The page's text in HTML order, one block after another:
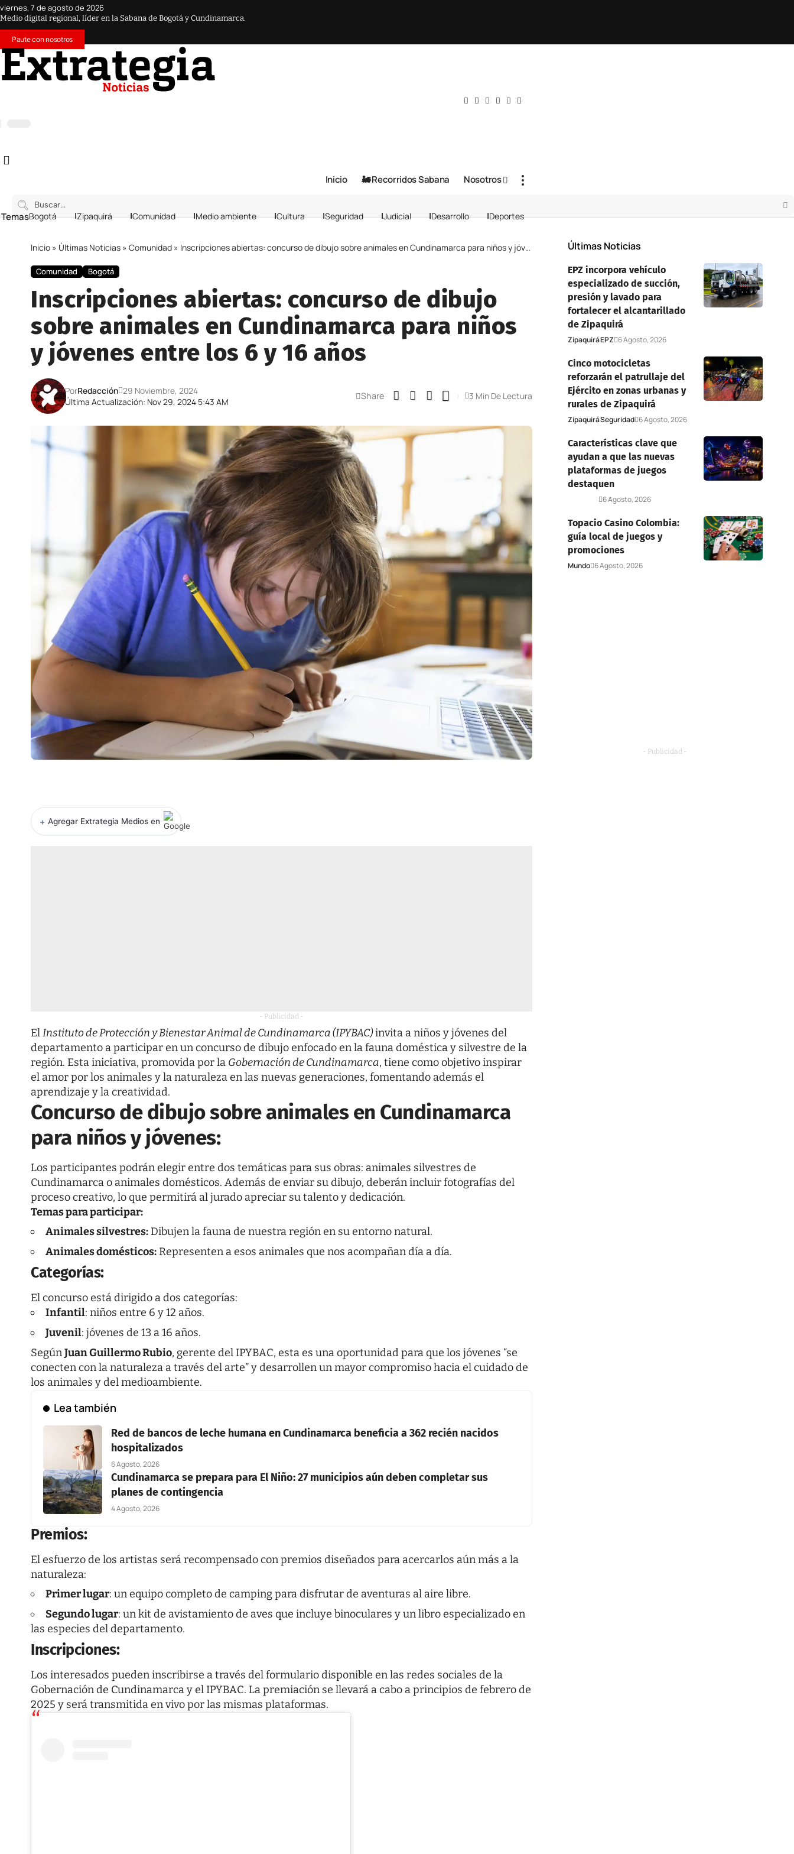
viernes, 7 de agosto de 2026
Medio digital regional, líder en la Sabana de Bogotá y Cundinamarca.
Paute con nosotros
Inicio 🚂 Recorridos Sabana Nosotros
Bogotá Zipaquirá Comunidad Medio ambiente Cultura Seguridad Judicial Desarrollo Deportes
Inicio » Últimas Noticias » Comunidad » Inscripciones abiertas: concurso de dibujo sobre animales en Cundinamarca para niños y jóvenes entre los 6 y 16 años
Comunidad Bogotá
Inscripciones abiertas: concurso de dibujo
sobre animales en Cundinamarca para niños
y jóvenes entre los 6 y 16 años
Última Actualización: Nov 29, 2024 5:43 AM
PorRedacción 29 Noviembre, 2024 Share 3 Min De Lectura
+ Agregar Extrategia Medios en
- Publicidad -
ElInstituto de Protección y Bienestar Animal de Cundinamarca (IPYBAC)invita a niños y jóvenes del
departamento a participar en un concurso de dibujo enfocado en la fauna doméstica y silvestre de la
región. Esta iniciativa, promovida por la Gobernación de Cundinamarca, tiene como objetivo inspirar
el amor por los animales y la naturaleza en las nuevas generaciones, fomentando además el
aprendizaje y la creatividad.
Concurso de dibujo sobre animales en Cundinamarca
para niños y jóvenes:
Los participantes podrán elegir entre dos temáticas para sus obras: animales silvestres de
Cundinamarca o animales domésticos. Además de enviar su dibujo, deberán incluir fotografías del
proceso creativo, lo que permitirá al jurado apreciar su talento y dedicación.
Temas para participar:
Animales silvestres: Dibujen la fauna de nuestra región en su entorno natural.
Animales domésticos: Representen a esos animales que nos acompañan día a día.
Categorías:
El concurso está dirigido a dos categorías:
Infantil: niños entre 6 y 12 años.
Juvenil: jóvenes de 13 a 16 años.
SegúnJuan Guillermo Rubio, gerente del IPYBAC, esta es una oportunidad para que los jóvenes “se
conecten con la naturaleza a través del arte” y desarrollen un mayor compromiso hacia el cuidado de
los animales y del medioambiente.
Lea también
Red de bancos de leche humana en Cundinamarca beneficia a 362 recién nacidos
hospitalizados
6 Agosto, 2026
Cundinamarca se prepara para El Niño: 27 municipios aún deben completar sus
planes de contingencia
4 Agosto, 2026
Premios:
El esfuerzo de los artistas será recompensado con premios diseñados para acercarlos aún más a la
naturaleza:
Primer lugar: un equipo completo de camping para disfrutar de aventuras al aire libre.
Segundo lugar: un kit de avistamiento de aves que incluye binoculares y un libro especializado en
las especies del departamento.
Inscripciones:
Los interesados pueden inscribirse a través del formulario disponible en las redes sociales de la
Gobernación de Cundinamarca y el IPYBAC. La premiación se llevará a cabo a principios de febrero de
2025 y será transmitida en vivo por las mismas plataformas.
Últimas Noticias
EPZ incorpora vehículo
especializado de succión,
presión y lavado para
fortalecer el alcantarillado
de Zipaquirá
ZipaquiráEPZ 6 Agosto, 2026
Cinco motocicletas
reforzarán el patrullaje del
Ejército en zonas urbanas y
rurales de Zipaquirá
ZipaquiráSeguridad 6 Agosto, 2026
Características clave que
ayudan a que las nuevas
plataformas de juegos
destaquen
6 Agosto, 2026
Topacio Casino Colombia:
guía local de juegos y
promociones
Mundo 6 Agosto, 2026
- Publicidad -